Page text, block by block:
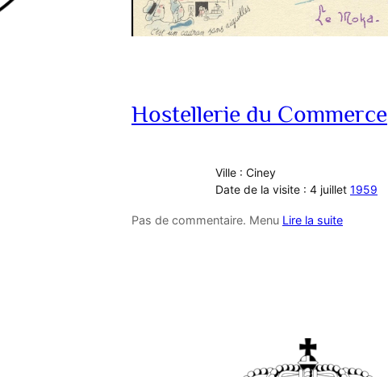
Hostellerie du Commerce
Ville : Ciney
Date de la visite : 4 juillet 1959
Pas de commentaire. Menu Lire la suite